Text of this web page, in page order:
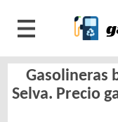
Gasolineras
Selva. Precio